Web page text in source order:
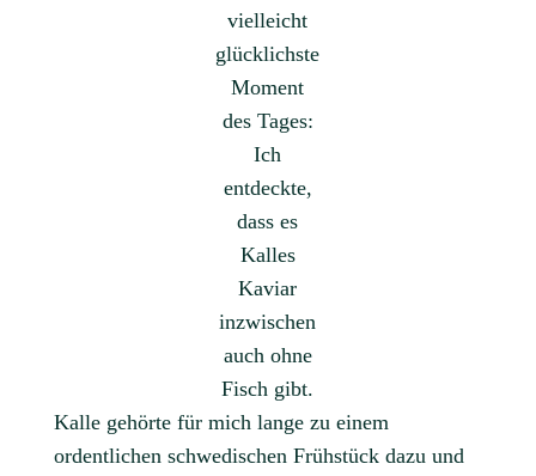
vielleicht
glücklichste
Moment
des Tages:
Ich
entdeckte,
dass es
Kalles
Kaviar
inzwischen
auch ohne
Fisch gibt.
Kalle gehörte für mich lange zu einem
ordentlichen schwedischen Frühstück dazu und